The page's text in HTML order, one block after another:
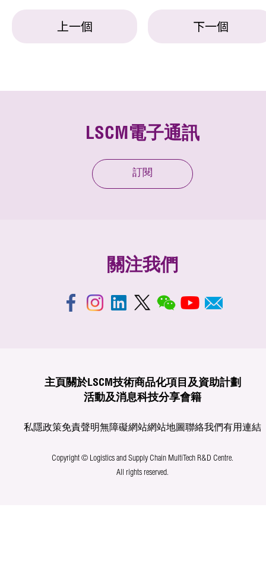
上一個 下一個
LSCM電子通訊
訂閱
關注我們
主頁 關於LSCM技術商品化項目及資助計劃
活動及消息科技分享會籍
私隱政策免責聲明無障礙網站網站地圖聯絡我們有用連結
Copyright © Logistics and Supply Chain MultiTech R&D Centre.
All rights reserved.